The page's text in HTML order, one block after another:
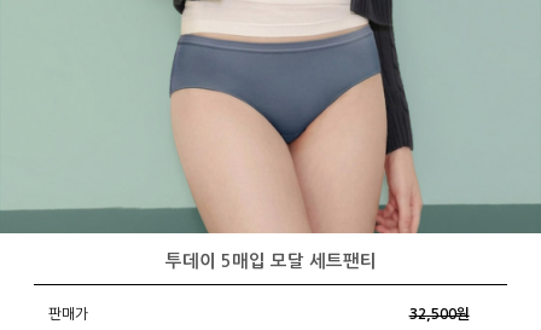
투데이 5매입 모달 세트팬티
판매가 32,500원